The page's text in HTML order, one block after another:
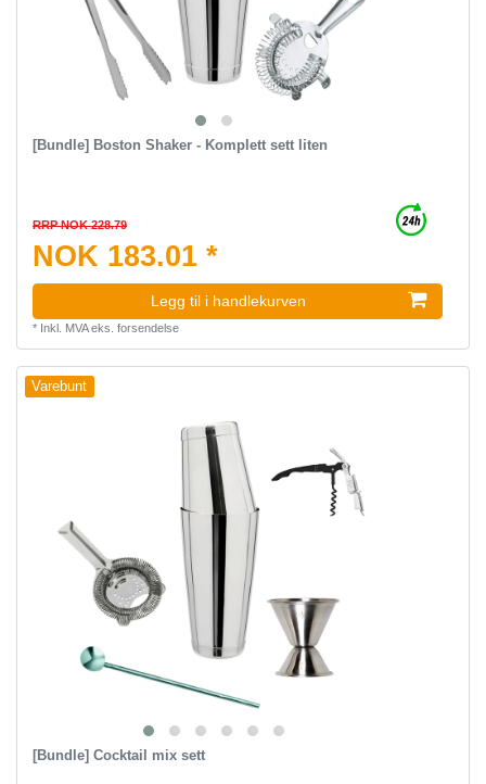
[Bundle] Boston Shaker - Komplett sett liten
RRP NOK 228.79
NOK 183.01 *
Legg til i handlekurven
* Inkl. MVAeks. forsendelse
Varebunt
[Bundle] Cocktail mix sett